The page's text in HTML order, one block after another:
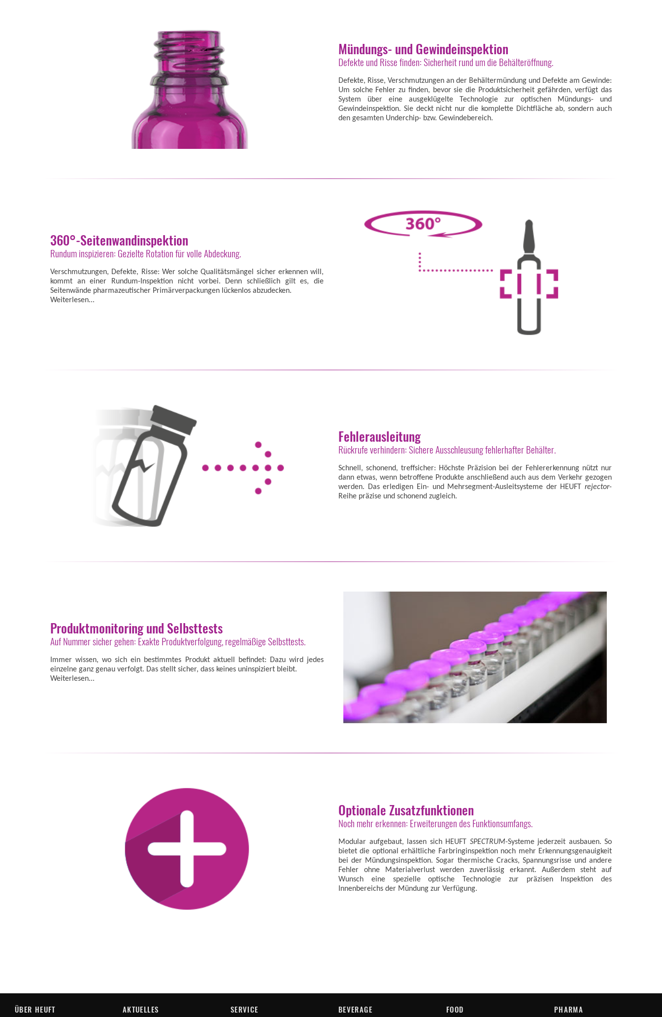
Mündungs- und Gewindeinspektion
Defekte und Risse finden: Sicherheit rund um die Behälteröffnung.
Defekte, Risse, Verschmutzungen an der Behältermündung und Defekte am Gewinde:
Um solche Fehler zu finden, bevor sie die Produktsicherheit gefährden, verfügt das
System über eine ausgeklügelte Technologie zur optischen Mündungs- und
Gewindeinspektion. Sie deckt nicht nur die komplette Dichtfläche ab, sondern auch
den gesamten Underchip- bzw. Gewindebereich.
360°-Seitenwandinspektion
Rundum inspizieren: Gezielte Rotation für volle Abdeckung.
Verschmutzungen, Defekte, Risse: Wer solche Qualitätsmängel sicher erkennen will,
kommt an einer Rundum-Inspektion nicht vorbei. Denn schließlich gilt es, die
Seitenwände pharmazeutischer Primärverpackungen lückenlos abzudecken.
Weiterlesen...
Fehlerausleitung
Rückrufe verhindern: Sichere Ausschleusung fehlerhafter Behälter.
Schnell, schonend, treffsicher: Höchste Präzision bei der Fehlererkennung nützt nur
dann etwas, wenn betroffene Produkte anschließend auch aus dem Verkehr gezogen
werden. Das erledigen Ein- und Mehrsegment-Ausleitsysteme der HEUFT rejector-
Reihe präzise und schonend zugleich.
Produktmonitoring und Selbsttests
Auf Nummer sicher gehen: Exakte Produktverfolgung, regelmäßige Selbsttests.
Immer wissen, wo sich ein bestimmtes Produkt aktuell befindet: Dazu wird jedes
einzelne ganz genau verfolgt. Das stellt sicher, dass keines uninspiziert bleibt.
Weiterlesen...
Optionale Zusatzfunktionen
Noch mehr erkennen: Erweiterungen des Funktionsumfangs.
Modular aufgebaut, lassen sich HEUFT SPECTRUM-Systeme jederzeit ausbauen. So
bietet die optional erhältliche Farbringinspektion noch mehr Erkennungsgenauigkeit
bei der Mündungsinspektion. Sogar thermische Cracks, Spannungsrisse und andere
Fehler ohne Materialverlust werden zuverlässig erkannt. Außerdem steht auf
Wunsch eine spezielle optische Technologie zur präzisen Inspektion des
Innenbereichs der Mündung zur Verfügung.
ÜBER HEUFT AKTUELLES SERVICE BEVERAGE FOOD PHARMA